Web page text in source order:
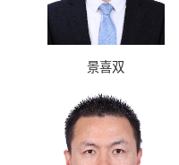
景喜双